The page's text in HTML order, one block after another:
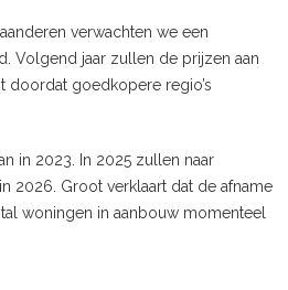
verwachten we een
Volgend jaar zullen de prijzen aan
doordat goedkopere regio’s
in 2023. In 2025 zullen naar
2026. Groot verklaart dat de afname
woningen in aanbouw momenteel